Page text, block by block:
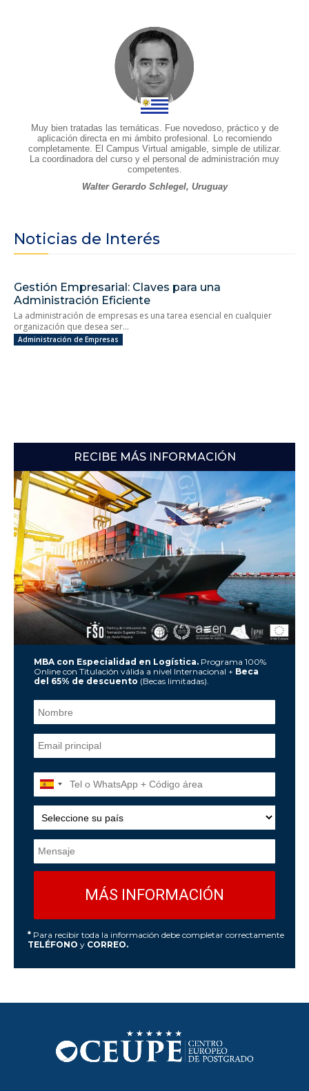
Muy bien tratadas las temáticas. Fue novedoso, práctico y de
aplicación directa en mi ámbito profesional. Lo recomiendo
completamente. El Campus Virtual amigable, simple de utilizar.
La coordinadora del curso y el personal de administración muy
competentes.
Walter Gerardo Schlegel, Uruguay
Noticias de Interés
Gestión Empresarial: Claves para una
Administración Eficiente
La administración de empresas es una tarea esencial en cualquier
organización que desea ser...
Administración de Empresas
RECIBE MÁS INFORMACIÓN
MBA con Especialidad en Logística.Programa 100%
Online con Titulación válida a nivel Internacional + Beca
del 65% de descuento (Becas limitadas).
* Para recibir toda la información debe completar correctamente
TELÉFONO y CORREO.